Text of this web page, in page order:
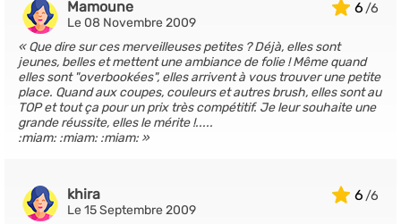
6
Mamoune
Le 08 Novembre 2009
Que dire sur ces merveilleuses petites ? Déjà, elles sont
jeunes, belles et mettent une ambiance de folie ! Même quand
elles sont "overbookées", elles arrivent à vous trouver une petite
place. Quand aux coupes, couleurs et autres brush, elles sont au
TOP et tout ça pour un prix très compétitif. Je leur souhaite une
grande réussite, elles le mérite !.....
:miam: :miam: :miam:
6
khira
Le 15 Septembre 2009